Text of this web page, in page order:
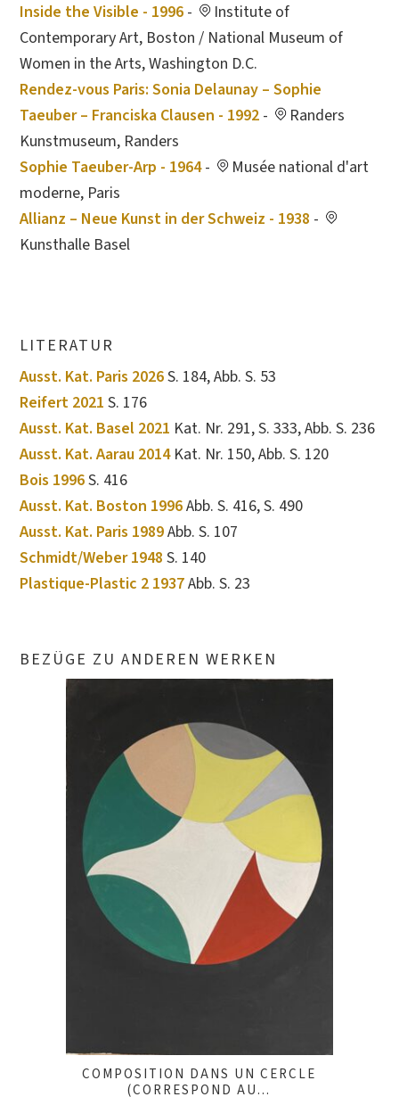
Inside the Visible - 1996 -
Institute of
Contemporary Art, Boston / National Museum of
Women in the Arts, Washington D.C.
Rendez-vous Paris: Sonia Delaunay – Sophie
Taeuber – Franciska Clausen - 1992 -
Randers
Kunstmuseum, Randers
Sophie Taeuber-Arp - 1964-
Musée national d'art
moderne, Paris
Allianz – Neue Kunst in der Schweiz - 1938 -
Kunsthalle Basel
LITERATUR
Ausst. Kat. Paris 2026S. 184, Abb. S. 53
Reifert 2021 S. 176
Ausst. Kat. Basel 2021 Kat. Nr. 291, S. 333, Abb. S. 236
Ausst. Kat. Aarau 2014Kat. Nr. 150, Abb. S. 120
Bois 1996S. 416
Ausst. Kat. Boston 1996Abb. S. 416, S. 490
Ausst. Kat. Paris 1989Abb. S. 107
Schmidt/Weber 1948 S. 140
Plastique-Plastic 2 1937Abb. S. 23
BEZÜGE ZU ANDEREN WERKEN
COMPOSITION DANS UN CERCLE
(CORRESPOND AU...